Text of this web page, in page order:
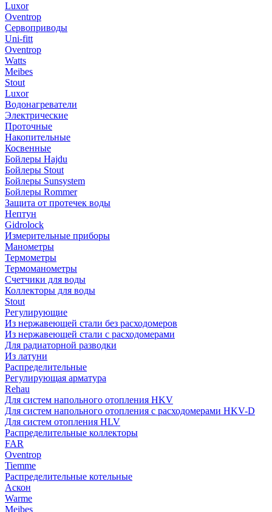
Luxor
Oventrop
Сервоприводы
Uni-fitt
Oventrop
Watts
Meibes
Stout
Luxor
Водонагреватели
Электрические
Проточные
Накопительные
Косвенные
Бойлеры Hajdu
Бойлеры Stout
Бойлеры Sunsystem
Бойлеры Rommer
Защита от протечек воды
Нептун
Gidrolock
Измерительные приборы
Манометры
Термометры
Термоманометры
Счетчики для воды
Коллекторы для воды
Stout
Регулирующие
Из нержавеющей стали без расходомеров
Из нержавеющей стали с расходомерами
Для радиаторной разводки
Из латуни
Распределительные
Регулирующая арматура
Rehau
Для систем напольного отопления HKV
Для систем напольного отопления с расходомерами HKV-D
Для систем отопления HLV
Распределительные коллекторы
FAR
Oventrop
Tiemme
Распределительные котельные
Аскон
Warme
Meibes